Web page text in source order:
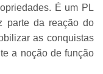
É um PL
parte da reação do
as conquistas
a noção de função